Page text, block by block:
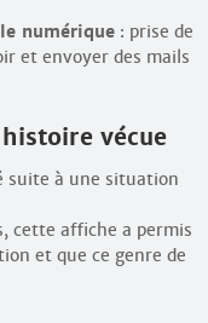
numérique: prise de
et envoyer des mails
vécue
suite à une situation
cette affiche a permis
et que ce genre de